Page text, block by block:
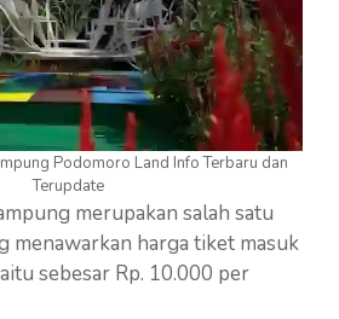
Podomoro Land Info Terbaru dan
Terupdate
merupakan salah satu
menawarkan harga tiket masuk
sebesar Rp. 10.000 per